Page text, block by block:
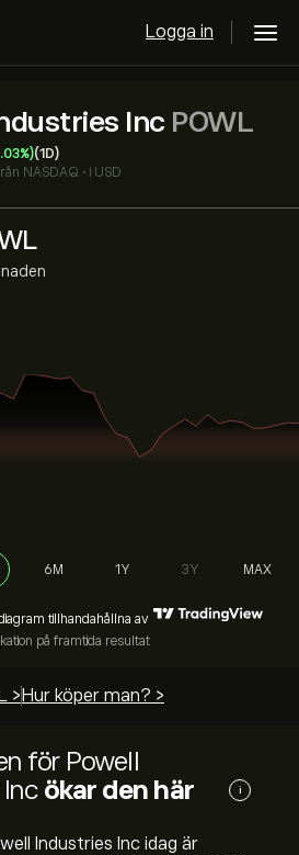
Logga in
Inc POWL
(1D)
NASDAQ • i USD
6M 1Y 3Y MAX
tillhandahållna av
på framtida resultat
> Hur köper man? >
för Powell
ökar den här
i
Industries Inc idag är